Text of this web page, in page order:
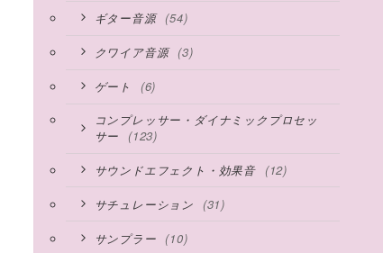
ギター音源 (54)
クワイア音源 (3)
ゲート (6)
コンプレッサー・ダイナミックプロセッ
サー
(123)
サウンドエフェクト・効果音 (12)
サチュレーション (31)
サンプラー (10)